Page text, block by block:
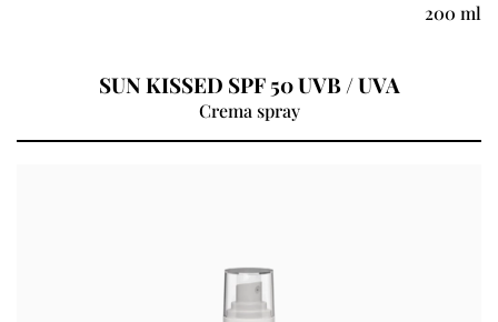
200 ml
SUN KISSED SPF 50 UVB / UVA
Crema spray